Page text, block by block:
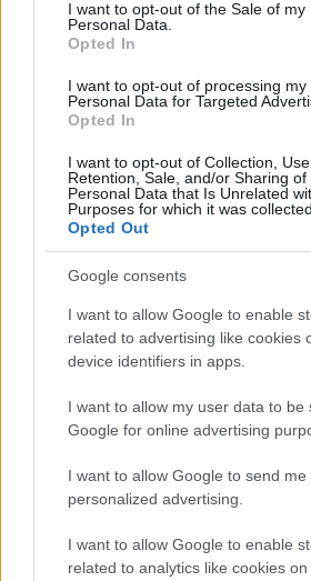
I want to opt-out of the Sale of my
Personal Data.
Opted In
I want to opt-out of processing my
Personal Data for Targeted
Opted In
I want to opt-out of Collection,
Retention, Sale, and/or Sharing of
Personal Data that Is Unrelated
Purposes for which it was
Opted Out
Google consents
I want to allow Google to enable
related to advertising like cookies
device identifiers in apps.
I want to allow my user data to be
Google for online advertising
I want to allow Google to send me
personalized advertising.
I want to allow Google to enable
related to analytics like cookies
A Ráday utca könyves-irodalmi
irodalmi-kulturális műhelyt és
programsorozatába: Magyar
kulturális intézetek, holland
könyvkiadók, folyóirat
médiatámogató az Exit Magazin.
forrás: Ráday Könyvesház
Ajánlott bejegyzések: